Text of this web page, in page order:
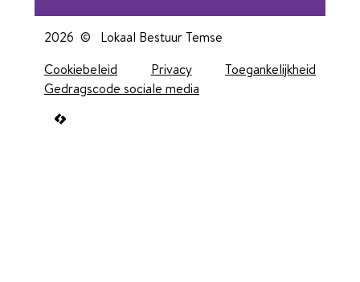
2026 © Lokaal Bestuur Temse
Cookiebeleid
Privacy
Toegankelijkheid
Gedragscode sociale media
LCP nv 2026 ©